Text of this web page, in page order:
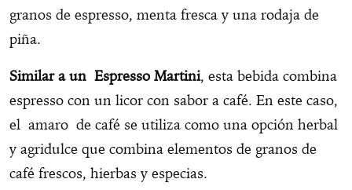
granos de espresso, menta fresca y una rodaja de
piña.
Similar a un Espresso Martini, esta bebida combina
espresso con un licor con sabor a café. En este caso,
el amaro de café se utiliza como una opción herbal
y agridulce que combina elementos de granos de
café frescos, hierbas y especias.